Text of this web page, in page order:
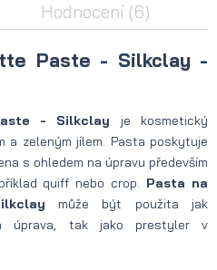
Hodnocení (6)
Paste - Silkclay -
- Silkclay je kosmetický
a zeleným jílem. Pasta poskytuje
s ohledem na úpravu především
quiff nebo crop. Pasta na
může být použita jak
úprava, tak jako prestyler v